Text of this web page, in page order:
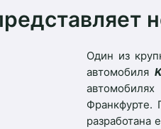
Один из
автомобиля
автомобилях
Франкфурте.
разработана